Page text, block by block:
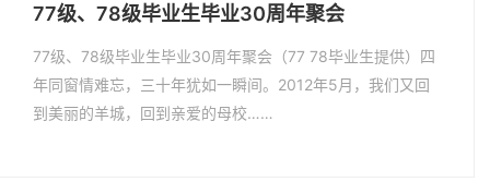
77级、78级毕业生毕业30周年聚会
77级、78级毕业生毕业30周年聚会（77 78毕业生提供）四
年同窗情难忘，三十年犹如一瞬间。2012年5月，我们又回
到美丽的羊城，回到亲爱的母校……